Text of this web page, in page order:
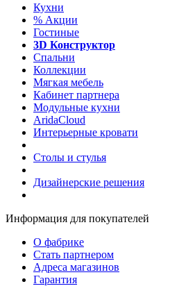
Кухни
% Акции
Гостиные
3D Конструктор
Спальни
Коллекции
Мягкая мебель
Кабинет партнера
Модульные кухни
AridaCloud
Интерьерные кровати
Столы и стулья
Дизайнерские решения
Информация для покупателей
О фабрике
Стать партнером
Адреса магазинов
Гарантия